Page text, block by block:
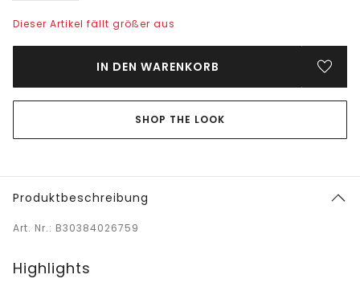
Dieser Artikel fällt größer aus
IN DEN WARENKORB
SHOP THE LOOK
Produktbeschreibung
Art. Nr.: B30384026759
Highlights